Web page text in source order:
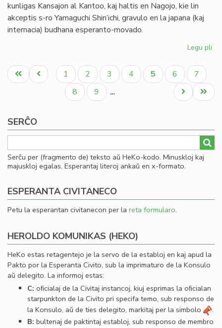
kunligas Kansajon al Kantoo, kaj haltis en Nagojo, kie lin
akceptis s-ro Yamaguchi Shin’ichi, gravulo en la japana (kaj
internacia) budhana esperanto-movado.
Legu pli
en
Pagination
Unua
paĝo
Antaŭa
paĝo
Paĝo
1 Paĝo
2 Paĝo
3 Paĝo
4
Aktuala
paĝo
5 Paĝo
6 Paĝo
7
Paĝo
8 Paĝo
9 …
Last
page
Next
page
SERĈO
Serĉu per (fragmento de) teksto aŭ HeKo-kodo. Minuskloj kaj
majuskloj egalas. Esperantaj literoj ankaŭ en x-formato.
ESPERANTA CIVITANECO
Petu la esperantan civitanecon per la reta formularo.
HEROLDO KOMUNIKAS (HEKO)
HeKo estas retagentejo je la servo de la establoj en kaj apud la
Pakto por la Esperanta Civito, sub la imprimaturo de la Konsulo
aŭ delegito. La informoj estas:
C: oﬁcialaj de la Civitaj instancoj, kiuj esprimas la oﬁcialan
starpunkton de la Civito pri specifa temo, sub responso de
la Konsulo, aŭ de ties delegito, markitaj per la simbolo
.
B: bultenaj de paktintaj establoj, sub responso de membro